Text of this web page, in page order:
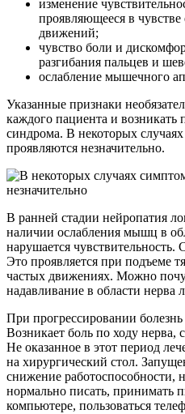
изменение
проявляющееся в
движений;
чувство боли и
разгибания пальцев и
ослабление мышечного
Указанные признаки
каждого пациента и возникать
синдрома. В некоторых
проявляются незначительно.
В ранней стадии нейропатия
наличии ослабления мышц в
нарушается чувствительность.
Это проявляется при подъеме
частых движениях. Можно
надавливание в области нерва
При прогрессировании
Возникает боль по ходу нерва,
Не оказанное в этот период
на хирургический стол.
снижение работоспособности,
нормально писать, принимать
компьютере, пользоваться